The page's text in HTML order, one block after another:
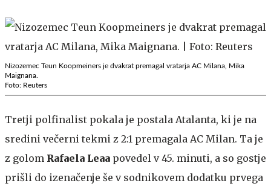
Nizozemec Teun Koopmeiners je dvakrat premagal vratarja AC Milana, Mika
Maignana.
Foto: Reuters
Tretji polfinalist pokala je postala Atalanta, ki je na
sredini večerni tekmi z 2:1 premagala AC Milan. Ta je
z golom Rafaela Leaa povedel v 45. minuti, a so gostje
prišli do izenačenje še v sodnikovem dodatku prvega